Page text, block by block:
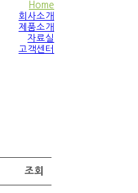
Home
회사소개
제품소개
자료실
고객센터
조회